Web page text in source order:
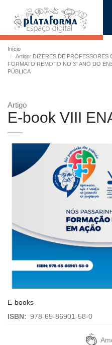
Início
Artigo: DIZERES DE PROFESSORES
FORMATO REMOTO NO 3° ANO DO
PÚBLICA
Artigo
E-book VIII
E-books
ISBN: 978-65-86901-58-0